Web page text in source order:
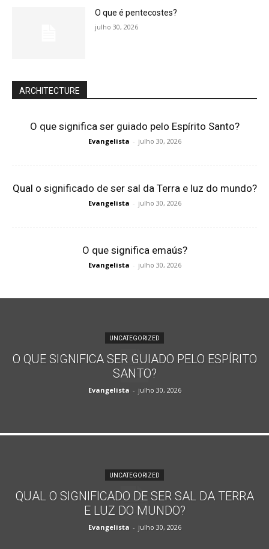
O que é pentecostes?
julho 30, 2026
ARCHITECTURE
O que significa ser guiado pelo Espírito Santo?
Evangelista - julho 30, 2026
Qual o significado de ser sal da Terra e luz do mundo?
Evangelista - julho 30, 2026
O que significa emaús?
Evangelista - julho 30, 2026
UNCATEGORIZED
O QUE SIGNIFICA SER GUIADO PELO ESPÍRITO
SANTO?
Evangelista - julho 30, 2026
UNCATEGORIZED
QUAL O SIGNIFICADO DE SER SAL DA TERRA
E LUZ DO MUNDO?
Evangelista - julho 30, 2026